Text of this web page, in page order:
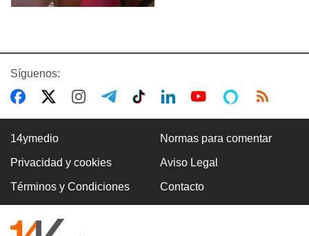
Síguenos:
14ymedio Normas para comentar
Privacidad y cookies Aviso Legal
Términos y Condiciones Contacto